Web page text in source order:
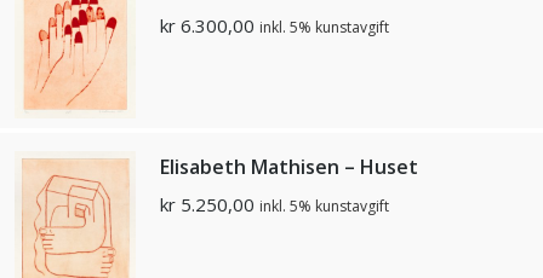
kr 6.300,00 inkl. 5% kunstavgift
Elisabeth Mathisen – Huset
kr 5.250,00 inkl. 5% kunstavgift